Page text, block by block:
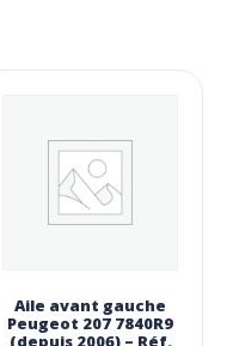
Aile avant gauche
Peugeot 207 7840R9
(depuis 2006) – Réf.